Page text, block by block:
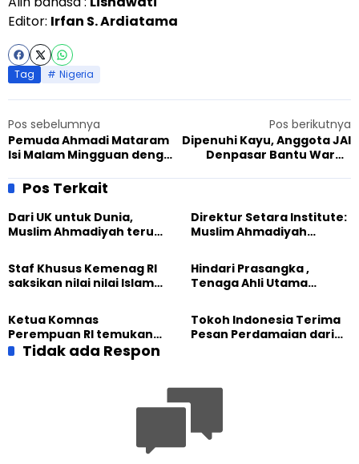
Editor: Irfan S. Ardiatama
Tag Nigeria
Pos sebelumnya
Pemuda Ahmadi Mataram
Isi Malam Mingguan dengan
Pos berikutnya
Dipenuhi Kayu, Anggota JAI
Denpasar Bantu Warga
Pos Terkait
Dari UK untuk Dunia,
Muslim Ahmadiyah terus
Kemanusiaan Global
Direktur Setara Institute:
Muslim Ahmadiyah
Dunia dari “Infrastruktur
Kemanusiaan”
Staf Khusus Kemenag RI
saksikan nilai nilai Islam
Internasional Muslim
Ahmadiyah UK 2026
Hindari Prasangka ,
Tenaga Ahli Utama
fakta langsung
kehidupan Muslim
Ahmadiyah di Inggris
Ketua Komnas
Perempuan RI temukan
optimisme
Tokoh Indonesia Terima
Pesan Perdamaian dari
Tidak ada Respon